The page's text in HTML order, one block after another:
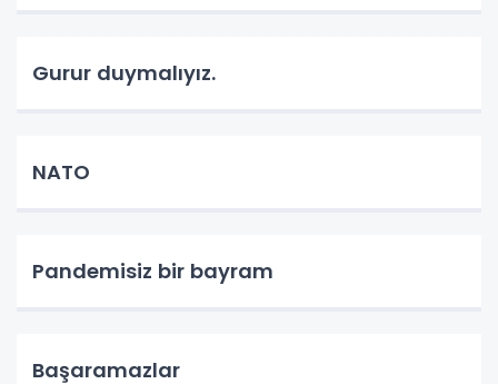
Gurur duymalıyız.
NATO
Pandemisiz bir bayram
Başaramazlar